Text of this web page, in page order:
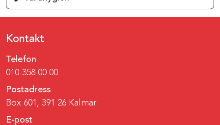
Kontakt
Telefon
010-358 00 00
Postadress
Box 601, 391 26 Kalmar
E-post